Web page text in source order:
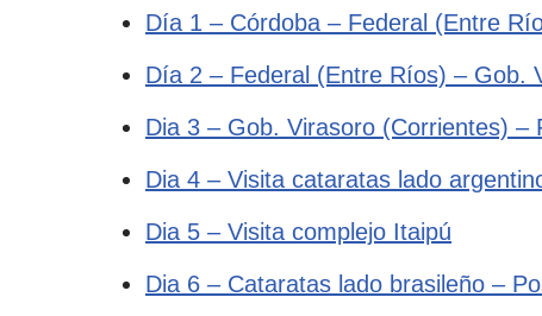
Día 1 – Córdoba – Federal (Entre
Día 2 – Federal (Entre Ríos) – Gob.
Dia 3 – Gob. Virasoro (Corrientes) –
Dia 4 – Visita cataratas lado
Dia 5 – Visita complejo Itaipú
Dia 6 – Cataratas lado brasileño –